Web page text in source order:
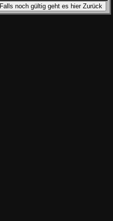
Falls noch gültig geht es hier Zurück